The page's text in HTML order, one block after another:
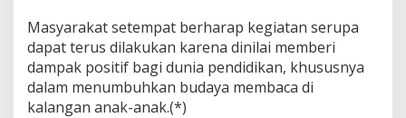
Masyarakat setempat berharap kegiatan serupa
dapat terus dilakukan karena dinilai memberi
dampak positif bagi dunia pendidikan, khususnya
dalam menumbuhkan budaya membaca di
kalangan anak-anak.(*)